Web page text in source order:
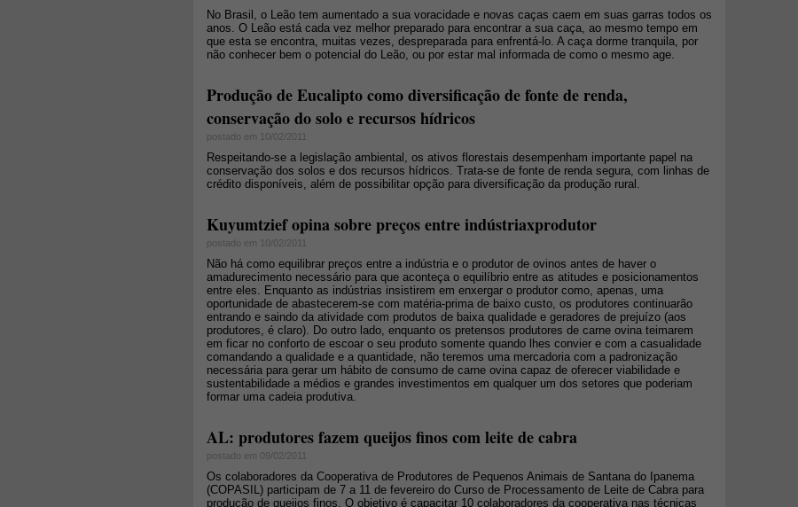
No Brasil, o Leão tem aumentado a sua voracidade e novas caças caem em suas garras todos os
anos. O Leão está cada vez melhor preparado para encontrar a sua caça, ao mesmo tempo em
que esta se encontra, muitas vezes, despreparada para enfrentá-lo. A caça dorme tranquila, por
não conhecer bem o potencial do Leão, ou por estar mal informada de como o mesmo age.
Produção de Eucalipto como diversificação de fonte de renda,
conservação do solo e recursos hídricos
postado em 10/02/2011
Respeitando-se a legislação ambiental, os ativos florestais desempenham importante papel na
conservação dos solos e dos recursos hídricos. Trata-se de fonte de renda segura, com linhas de
crédito disponíveis, além de possibilitar opção para diversificação da produção rural.
Kuyumtzief opina sobre preços entre indústriaxprodutor
postado em 10/02/2011
Não há como equilibrar preços entre a indústria e o produtor de ovinos antes de haver o
amadurecimento necessário para que aconteça o equilíbrio entre as atitudes e posicionamentos
entre eles. Enquanto as indústrias insistirem em enxergar o produtor como, apenas, uma
oportunidade de abastecerem-se com matéria-prima de baixo custo, os produtores continuarão
entrando e saindo da atividade com produtos de baixa qualidade e geradores de prejuízo (aos
produtores, é claro). Do outro lado, enquanto os pretensos produtores de carne ovina teimarem
em ficar no conforto de escoar o seu produto somente quando lhes convier e com a casualidade
comandando a qualidade e a quantidade, não teremos uma mercadoria com a padronização
necessária para gerar um hábito de consumo de carne ovina capaz de oferecer viabilidade e
sustentabilidade a médios e grandes investimentos em qualquer um dos setores que poderiam
formar uma cadeia produtiva.
AL: produtores fazem queijos finos com leite de cabra
postado em 09/02/2011
Os colaboradores da Cooperativa de Produtores de Pequenos Animais de Santana do Ipanema
(COPASIL) participam de 7 a 11 de fevereiro do Curso de Processamento de Leite de Cabra para
produção de queijos finos. O objetivo é capacitar 10 colaboradores da cooperativa nas técnicas